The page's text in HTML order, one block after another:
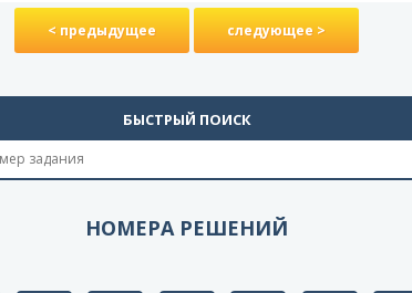
< предыдущее следующее >
БЫСТРЫЙ ПОИСК
НОМЕРА РЕШЕНИЙ